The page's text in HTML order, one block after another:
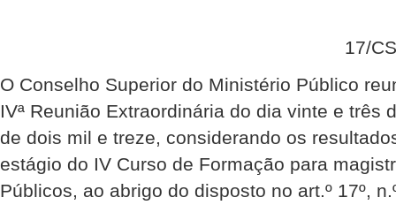
17/CSMP/
O Conselho Superior do Ministério Público
IVª Reunião Extraordinária do dia vinte e três
de dois mil e treze, considerando os
estágio do IV Curso de Formação para
Públicos, ao abrigo do disposto no art.º 17º,